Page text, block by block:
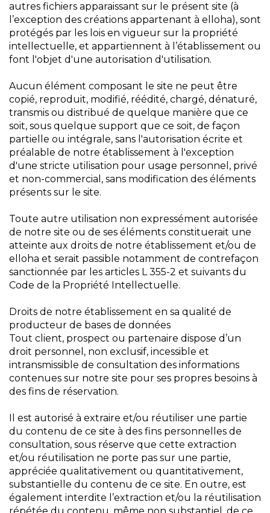
autres fichiers apparaissant sur le présent site (à
l’exception des créations appartenant à elloha), sont
protégés par les lois en vigueur sur la propriété
intellectuelle, et appartiennent à l’établissement ou
font l'objet d'une autorisation d'utilisation.
Aucun élément composant le site ne peut être
copié, reproduit, modifié, réédité, chargé, dénaturé,
transmis ou distribué de quelque manière que ce
soit, sous quelque support que ce soit, de façon
partielle ou intégrale, sans l'autorisation écrite et
préalable de notre établissement à l'exception
d'une stricte utilisation pour usage personnel, privé
et non-commercial, sans modification des éléments
présents sur le site.
Toute autre utilisation non expressément autorisée
de notre site ou de ses éléments constituerait une
atteinte aux droits de notre établissement et/ou de
elloha et serait passible notamment de contrefaçon
sanctionnée par les articles L 355-2 et suivants du
Code de la Propriété Intellectuelle.
Droits de notre établissement en sa qualité de
producteur de bases de données
Tout client, prospect ou partenaire dispose d’un
droit personnel, non exclusif, incessible et
intransmissible de consultation des informations
contenues sur notre site pour ses propres besoins à
des fins de réservation.
Il est autorisé à extraire et/ou réutiliser une partie
du contenu de ce site à des fins personnelles de
consultation, sous réserve que cette extraction
et/ou réutilisation ne porte pas sur une partie,
appréciée qualitativement ou quantitativement,
substantielle du contenu de ce site. En outre, est
également interdite l’extraction et/ou la réutilisation